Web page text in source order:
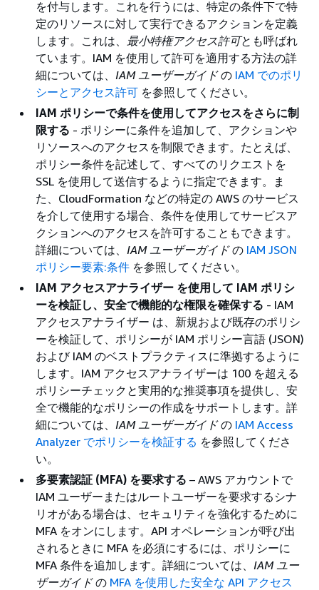
を付与します。これを行うには、特定の条件下で特
定のリソースに対して実行できるアクションを定義
します。これは、 最小特権アクセス許可とも呼ばれ
ています。IAM を使用して許可を適用する方法の詳
細については、 IAM ユーザーガイドの IAM でのポリ
シーとアクセス許可 を参照してください。
IAM ポリシーで条件を使用してアクセスをさらに制
限する - ポリシーに条件を追加して、アクションや
リソースへのアクセスを制限できます。たとえば、
ポリシー条件を記述して、すべてのリクエストを
SSL を使用して送信するように指定できます。ま
た、CloudFormation などの特定の AWS のサービス
を介して使用する場合、条件を使用してサービスア
クションへのアクセスを許可することもできます。
詳細については、 IAM ユーザーガイドの IAM JSON
ポリシー要素:条件 を参照してください。
IAM アクセスアナライザー を使用して IAM ポリシ
ーを検証し、安全で機能的な権限を確保する - IAM
アクセスアナライザー は、新規および既存のポリシ
ーを検証して、ポリシーが IAM ポリシー言語 (JSON)
および IAM のベストプラクティスに準拠するように
します。IAM アクセスアナライザーは 100 を超える
ポリシーチェックと実用的な推奨事項を提供し、安
全で機能的なポリシーの作成をサポートします。詳
細については、 IAM ユーザーガイドの IAM Access
Analyzer でポリシーを検証する を参照してくださ
い。
多要素認証 (MFA) を要求する – AWS アカウントで
IAM ユーザーまたはルートユーザーを要求するシナ
リオがある場合は、セキュリティを強化するために
MFA をオンにします。API オペレーションが呼び出
されるときに MFA を必須にするには、ポリシーに
MFA 条件を追加します。詳細については、 IAM ユー
ザーガイドの MFA を使用した安全な API アクセス